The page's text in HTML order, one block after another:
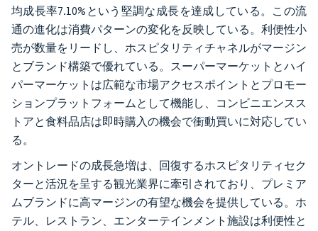
均成長率7.10%という堅調な成長を達成している。この流
通の進化は消費パターンの変化を反映している。利便性小
売が数量をリードし、ホスピタリティチャネルがマージン
とブランド構築で優れている。スーパーマーケットとハイ
パーマーケットは広範な市場アクセスポイントとプロモー
ションプラットフォームとして機能し、コンビニエンスス
トアと食料品店は即時購入の機会で衝動買いに対応してい
る。
オントレードの成長急増は、回復するホスピタリティセク
ターと活況を呈する観光業界に牽引されており、プレミア
ムブランドに高マージンの有望な機会を提供している。ホ
テル、レストラン、エンターテインメント施設は利便性と